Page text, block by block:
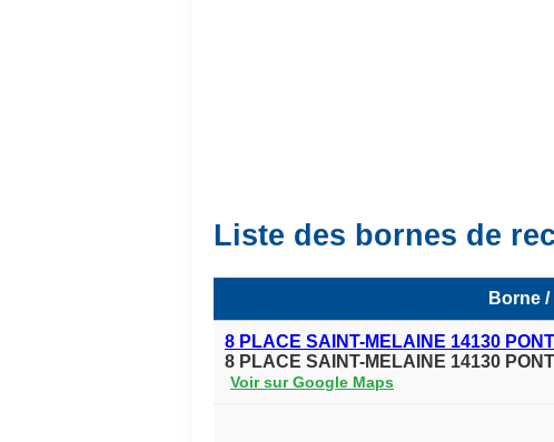
Liste des bornes de
Borne
8 PLACE SAINT-MELAINE 14130
8 PLACE SAINT-MELAINE 14130
Voir sur Google Maps